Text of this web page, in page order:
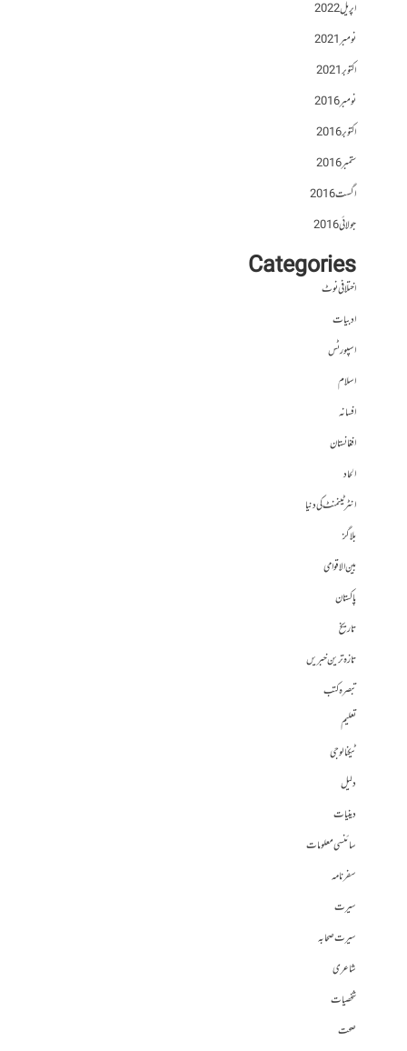
اپریل 2022
نومبر 2021
اکتوبر 2021
نومبر 2016
اکتوبر 2016
ستمبر 2016
اگست 2016
جولائی 2016
Categories
اختلافی نوٹ
ادبیات
اسپورٹس
اسلام
افسانہ
افغانستان
الحاد
انٹرٹینمنٹ کی دنیا
بلاگز
بین الاقوامی
پاکستان
تاریخ
تازہ ترین خبریں
تبصرہ کتب
تعلیم
ٹیکنالوجی
دلیل
دینیات
سائنسی معلومات
سفرنامہ
سیرت
سیرت صحابہ
شاعری
شخصیات
صحت